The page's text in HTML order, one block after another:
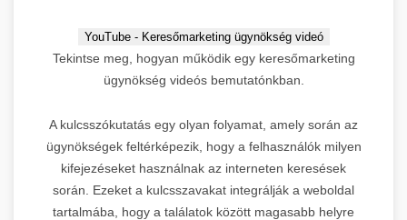
YouTube - Keresőmarketing ügynökség videó
Tekintse meg, hogyan működik egy keresőmarketing
ügynökség videós bemutatónkban.
A kulcsszókutatás egy olyan folyamat, amely során az
ügynökségek feltérképezik, hogy a felhasználók milyen
kifejezéseket használnak az interneten keresések
során. Ezeket a kulcsszavakat integrálják a weboldal
tartalmába, hogy a találatok között magasabb helyre